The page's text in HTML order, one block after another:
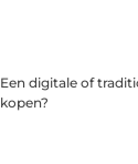
Een digitale of
kopen?